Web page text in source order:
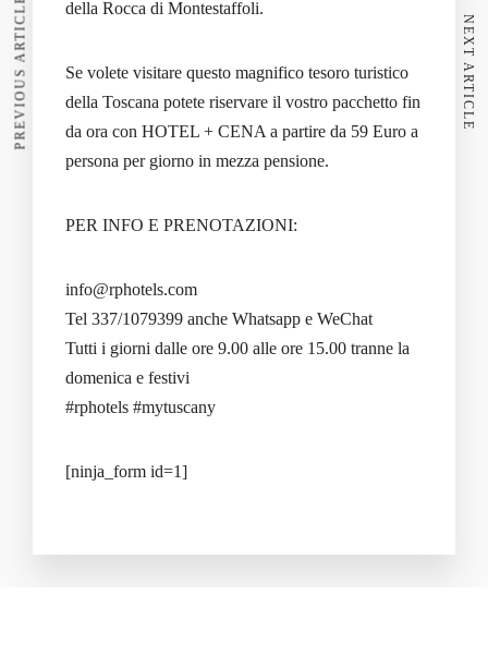
della Rocca di Montestaffoli.
Se volete visitare questo magnifico tesoro turistico
della Toscana potete riservare il vostro pacchetto fin
da ora con HOTEL + CENA a partire da 59 Euro a
persona per giorno in mezza pensione.
PER INFO E PRENOTAZIONI:
info@rphotels.com
Tel 337/1079399 anche Whatsapp e WeChat
Tutti i giorni dalle ore 9.00 alle ore 15.00 tranne la
domenica e festivi
#rphotels #mytuscany
[ninja_form id=1]
PREVIOUS ARTICLE NEXT ARTICLE